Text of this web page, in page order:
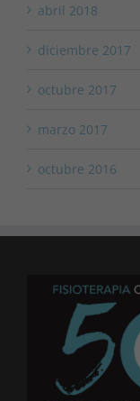
abril 2018
diciembre 2017
octubre 2017
marzo 2017
octubre 2016